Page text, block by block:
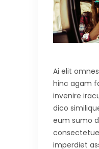
Ai elit
hinc agam
invenire
dico
eum sumo
imperdiet